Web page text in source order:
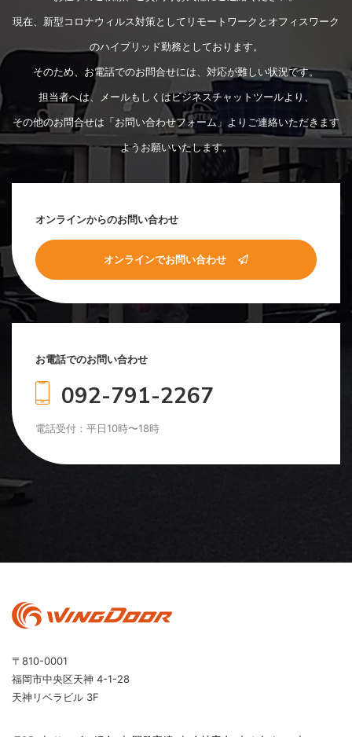
現在、新型コロナウィルス対策としてリモートワークとオフィスワーク
のハイブリッド勤務としております。
そのため、お電話でのお問合せには、対応が難しい状況です。
担当者へは、メールもしくはビジネスチャットツールより、
その他のお問合せは「お問い合わせフォーム」よりご連絡いただきます
ようお願いいたします。
オンラインからのお問い合わせ
オンラインでお問い合わせ
お電話でのお問い合わせ
092-791-2267
電話受付：平日10時〜18時
〒810-0001
福岡市中央区天神 4-1-28
天神リベラビル 3F